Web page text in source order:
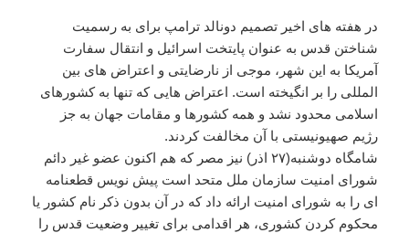
در هفته های اخیر تصمیم دونالد ترامپ برای به رسمیت
شناختن قدس به عنوان پایتخت اسرائیل و انتقال سفارت
آمریکا به این شهر، موجی از نارضایتی و اعتراض های بین
المللی را بر انگیخته است. اعتراض هایی که تنها به کشورهای
اسلامی محدود نشد و همه کشورها و مقامات جهان به جز
رژیم صهیونیستی با آن مخالفت کردند.
شامگاه دوشنبه(۲۷ اذر) نیز مصر که هم اکنون عضو غیر دائم
شورای امنیت سازمان ملل متحد است پیش نویس قطعنامه
ای را به شورای امنیت ارائه داد که در آن بدون ذکر نام کشور یا
محکوم کردن کشوری، هر اقدامی برای تغییر وضعیت قدس را